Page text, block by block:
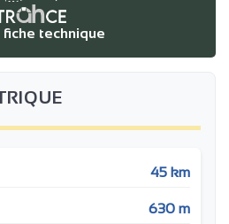
fiche technique
45 km
630 m